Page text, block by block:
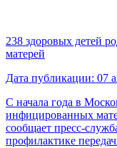
238 здоровых детей
матерей
Дата публикации: 07
С начала года в
инфицированных
сообщает пресс-
профилактике